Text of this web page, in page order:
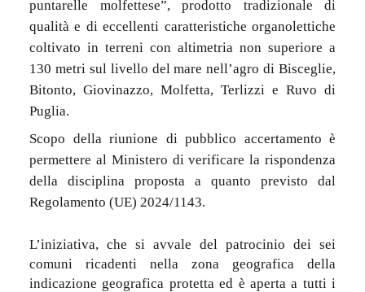
puntarelle molfettese”, prodotto tradizionale di
qualità e di eccellenti caratteristiche organolettiche
coltivato in terreni con altimetria non superiore a
130 metri sul livello del mare nell’agro di Bisceglie,
Bitonto, Giovinazzo, Molfetta, Terlizzi e Ruvo di
Puglia.
Scopo della riunione di pubblico accertamento è
permettere al Ministero di verificare la rispondenza
della disciplina proposta a quanto previsto dal
Regolamento (UE) 2024/1143.
L’iniziativa, che si avvale del patrocinio dei sei
comuni ricadenti nella zona geografica della
indicazione geografica protetta ed è aperta a tutti i